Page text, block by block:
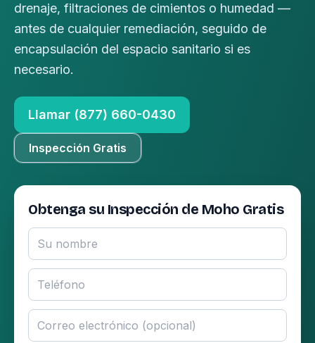
drenaje, filtraciones de cimientos o humedad —
antes de cualquier remediación, seguido de
encapsulación del espacio sanitario si es
necesario.
Llamar (877) 660-0430
Inspección Gratis
Obtenga su Inspección de Moho Gratis